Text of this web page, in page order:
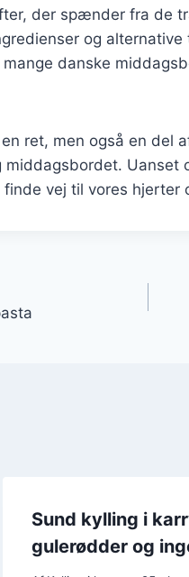
der spænder fra de
og
danske
ret, men også en del
middagsbordet. Uanset
vej til vores hjerter
Sund kylling i
gulerødder og